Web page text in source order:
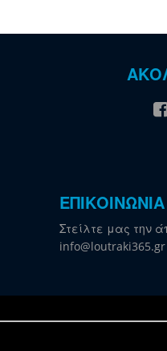
Στείλτε μας την
info@loutraki365.gr